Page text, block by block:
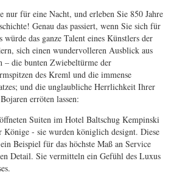
für eine Nacht, und erleben Sie 850 Jahre
Genau das passiert, wenn Sie sich für
das ganze Talent eines Künstlers der
sich einen wundervolleren Ausblick aus
– die bunten Zwiebeltürme der
des Kreml und die immense
und die unglaubliche Herrlichkeit Ihrer
erröten lassen:
Suiten im Hotel Baltschug Kempinski
- sie wurden königlich designt. Diese
Beispiel für das höchste Maß an Service
Detail. Sie vermitteln ein Gefühl des Luxus